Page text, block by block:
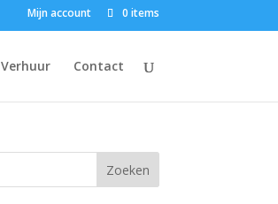
Mijn account 0 items
Verhuur Contact